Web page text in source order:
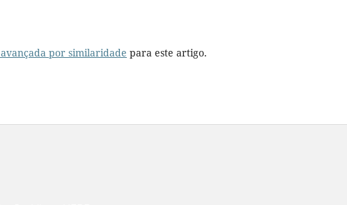
por similaridade para este artigo.